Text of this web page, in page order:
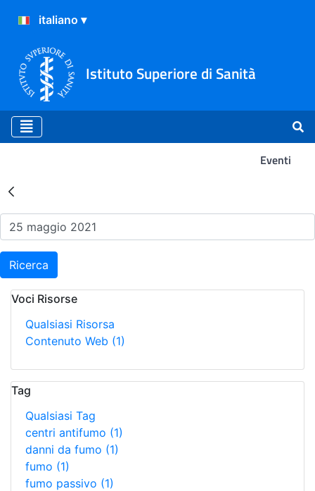
Istituto Superiore di Sanità
Eventi
Risultati della Ricerca -
Ricerca
Voci Risorse
Qualsiasi Risorsa
Contenuto Web (1)
Tag
Qualsiasi Tag
centri antifumo (1)
danni da fumo (1)
fumo (1)
fumo passivo (1)